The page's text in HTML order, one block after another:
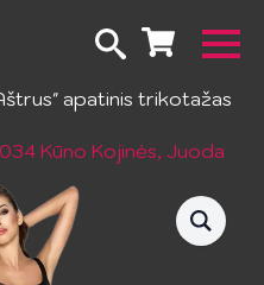
apatinis trikotažas
Kūno Kojinės, Juoda